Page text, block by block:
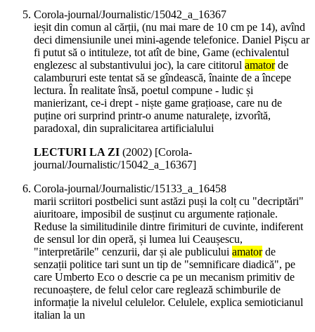
Corola-journal/Journalistic/15042_a_16367
ieșit din comun al cărții, (nu mai mare de 10 cm pe 14), avînd
deci dimensiunile unei mini-agende telefonice. Daniel Pișcu ar
fi putut să o intituleze, tot atît de bine, Game (echivalentul
englezesc al substantivului joc), la care cititorul amatorde
calambururi este tentat să se gîndească, înainte de a începe
lectura. În realitate însă, poetul compune - ludic și
manierizant, ce-i drept - niște game grațioase, care nu de
puține ori surprind printr-o anume naturalețe, izvorîtă,
paradoxal, din supralicitarea artificialului
LECTURI LA ZI (2002) [Corola-
journal/Journalistic/15042_a_16367]
Corola-journal/Journalistic/15133_a_16458
marii scriitori postbelici sunt astăzi puși la colț cu "decriptări"
aiuritoare, imposibil de susținut cu argumente raționale.
Reduse la similitudinile dintre firimituri de cuvinte, indiferent
de sensul lor din operă, și lumea lui Ceaușescu,
"interpretările" cenzurii, dar și ale publicului amatorde
senzații politice tari sunt un tip de "semnificare diadică", pe
care Umberto Eco o descrie ca pe un mecanism primitiv de
recunoaștere, de felul celor care reglează schimburile de
informație la nivelul celulelor. Celulele, explica semioticianul
italian la un